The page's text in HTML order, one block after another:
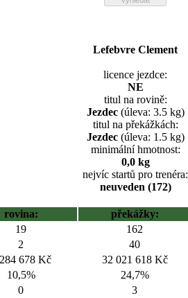
Lefebvre Clement
licence jezdce:
NE
titul na rovině:
Jezdec(úleva: 3.5 kg)
titul na překážkách:
Jezdec(úleva: 1.5 kg)
minimální hmotnost:
0,0 kg
nejvíc startů pro trenéra:
neuveden (172)
rovina: překážky:
19 162
2 40
678 Kč 32 021 618 Kč
10,5% 24,7%
0 3